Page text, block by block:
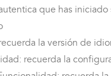
que has
la versión de
recuerda la